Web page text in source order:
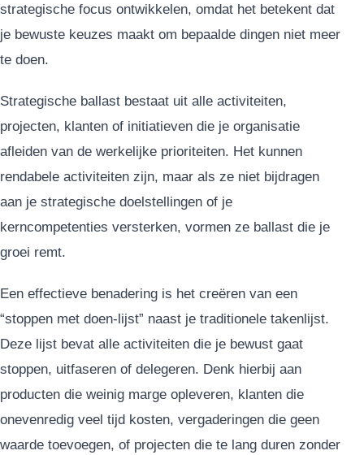
strategische focus ontwikkelen, omdat het betekent dat
je bewuste keuzes maakt om bepaalde dingen niet meer
te doen.
Strategische ballast bestaat uit alle activiteiten,
projecten, klanten of initiatieven die je organisatie
afleiden van de werkelijke prioriteiten. Het kunnen
rendabele activiteiten zijn, maar als ze niet bijdragen
aan je strategische doelstellingen of je
kerncompetenties versterken, vormen ze ballast die je
groei remt.
Een effectieve benadering is het creëren van een
“stoppen met doen-lijst” naast je traditionele takenlijst.
Deze lijst bevat alle activiteiten die je bewust gaat
stoppen, uitfaseren of delegeren. Denk hierbij aan
producten die weinig marge opleveren, klanten die
onevenredig veel tijd kosten, vergaderingen die geen
waarde toevoegen, of projecten die te lang duren zonder